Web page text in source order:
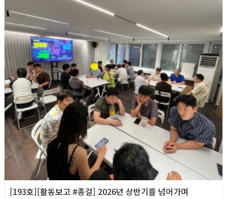
[193호][활동보고 #종걸] 2026년 상반기를 넘어가며